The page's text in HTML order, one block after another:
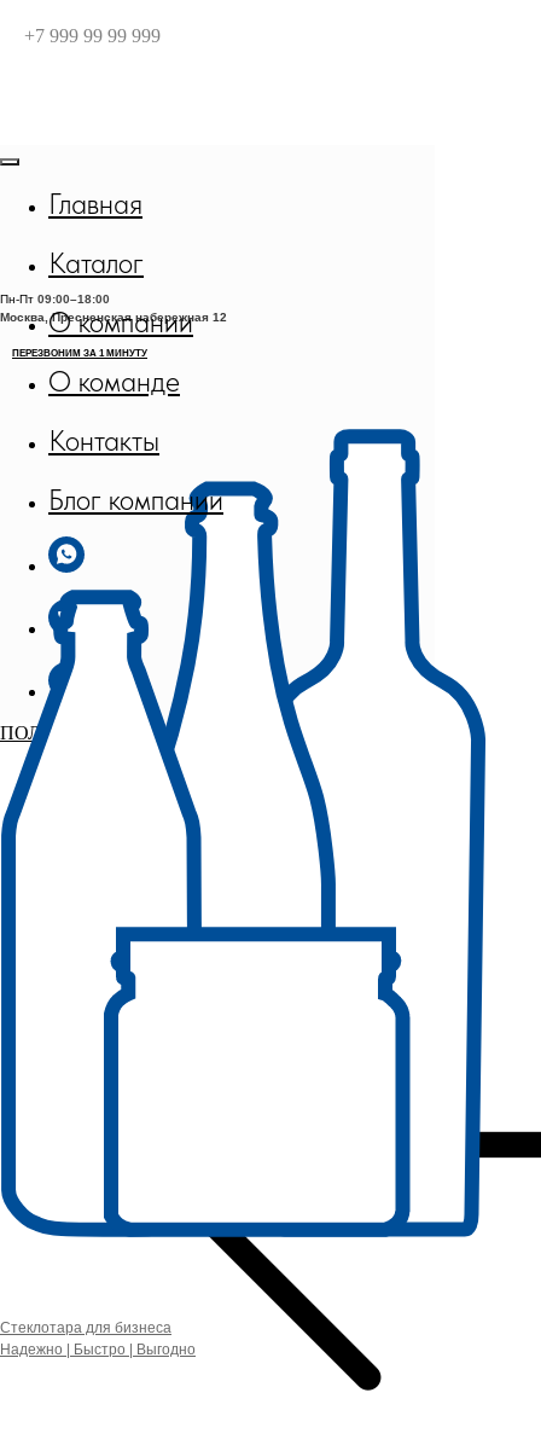
Пн-Пт 09:00–18:00
Москва, Пресненская набережная 12
Стеклотара для бизнеса
Надежно | Быстро | Выгодно
Главная
Каталог
О компании
О команде
Контакты
Блог компании
ПОЛУЧИТЬ ОБРАЗЦЫ БЕСПЛАТНО
+7 999 99 99 999